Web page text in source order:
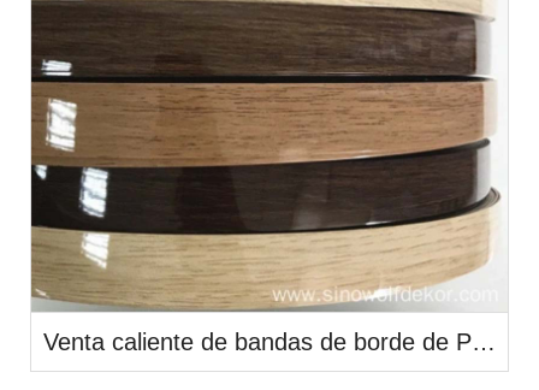
Venta caliente de bandas de borde de PVC Color de alto brillo